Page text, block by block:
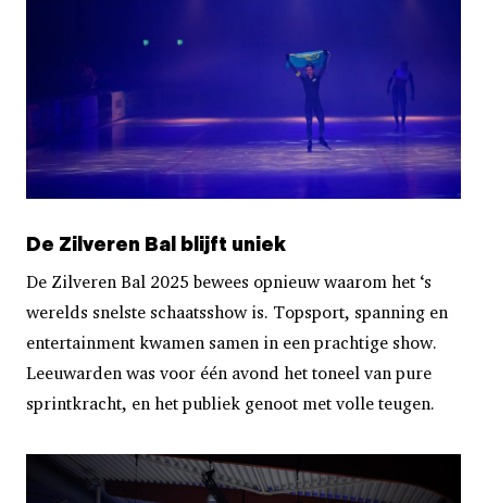
De Zilveren Bal blijft uniek
De Zilveren Bal 2025 bewees opnieuw waarom het ‘s
werelds snelste schaatsshow is. Topsport, spanning en
entertainment kwamen samen in een prachtige show.
Leeuwarden was voor één avond het toneel van pure
sprintkracht, en het publiek genoot met volle teugen.